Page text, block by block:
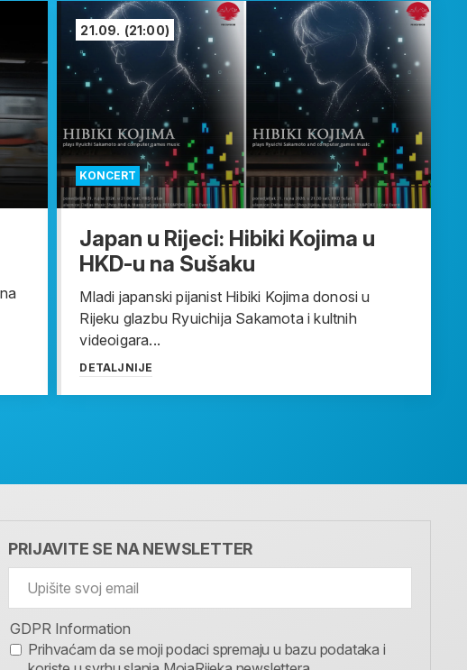
KONCERT
21.09. (21:00)
Japan u Rijeci: Hibiki Kojima u
HKD-u na Sušaku
Mladi japanski pijanist Hibiki Kojima donosi u
Rijeku glazbu Ryuichija Sakamota i kultnih
videoigara...
DETALJNIJE
PRIJAVITE SE NA NEWSLETTER
GDPR Information
Prihvaćam da se moji podaci spremaju u bazu podataka i